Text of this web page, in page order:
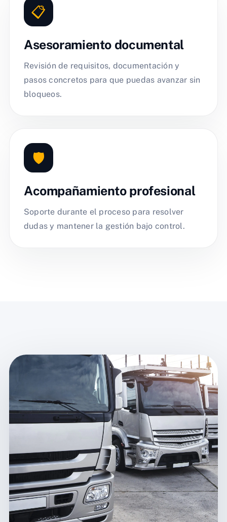
📋
Asesoramiento documental
Revisión de requisitos, documentación y
pasos concretos para que puedas avanzar sin
bloqueos.
🛡️
Acompañamiento profesional
Soporte durante el proceso para resolver
dudas y mantener la gestión bajo control.